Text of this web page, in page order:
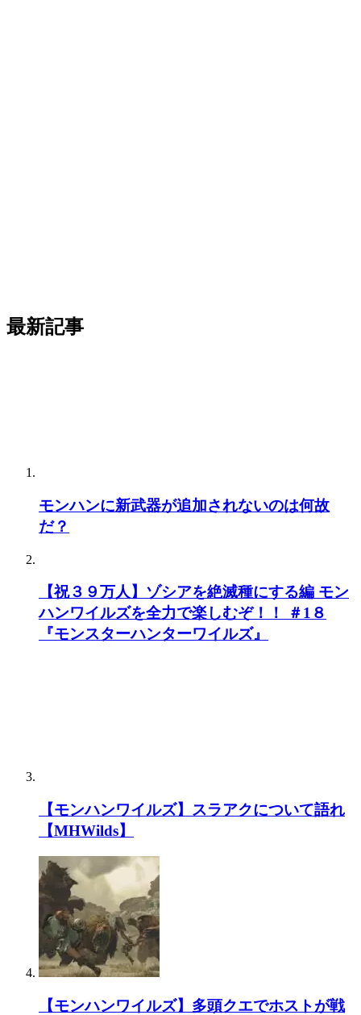
最新記事
モンハンに新武器が追加されないのは何故
だ？
【祝３９万人】ゾシアを絶滅種にする編 モン
ハンワイルズを全力で楽しむぞ！！ ＃1８
『モンスターハンターワイルズ』
【モンハンワイルズ】スラアクについて語れ
【MHWilds】
【モンハンワイルズ】多頭クエでホストが戦